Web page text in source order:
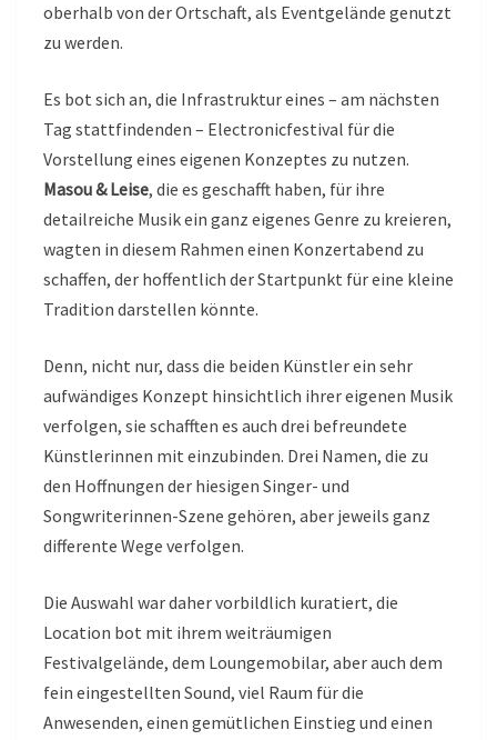
oberhalb von der Ortschaft, als Eventgelände genutzt
zu werden.
Es bot sich an, die Infrastruktur eines – am nächsten
Tag stattfindenden – Electronicfestival für die
Vorstellung eines eigenen Konzeptes zu nutzen.
Masou & Leise, die es geschafft haben, für ihre
detailreiche Musik ein ganz eigenes Genre zu kreieren,
wagten in diesem Rahmen einen Konzertabend zu
schaffen, der hoffentlich der Startpunkt für eine kleine
Tradition darstellen könnte.
Denn, nicht nur, dass die beiden Künstler ein sehr
aufwändiges Konzept hinsichtlich ihrer eigenen Musik
verfolgen, sie schafften es auch drei befreundete
Künstlerinnen mit einzubinden. Drei Namen, die zu
den Hoffnungen der hiesigen Singer- und
Songwriterinnen-Szene gehören, aber jeweils ganz
differente Wege verfolgen.
Die Auswahl war daher vorbildlich kuratiert, die
Location bot mit ihrem weiträumigen
Festivalgelände, dem Loungemobilar, aber auch dem
fein eingestellten Sound, viel Raum für die
Anwesenden, einen gemütlichen Einstieg und einen